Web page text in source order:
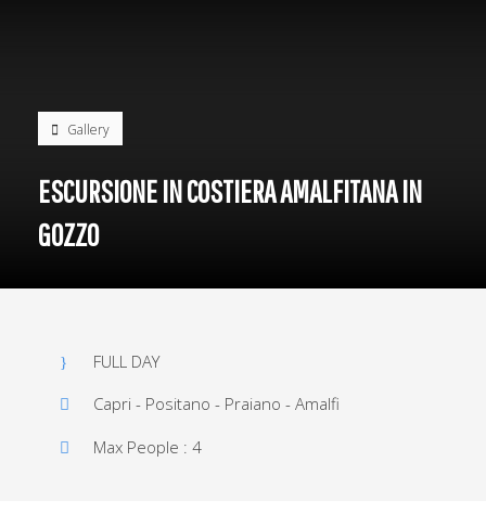
Gallery
ESCURSIONE IN COSTIERA AMALFITANA IN
GOZZO
FULL DAY
Capri - Positano - Praiano - Amalfi
Max People : 4